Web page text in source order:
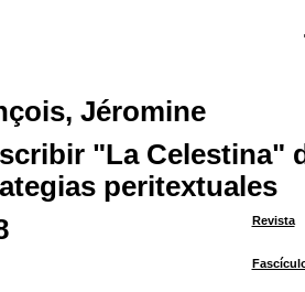
Jéromine
"La Celestina"
peritextuales
Revista